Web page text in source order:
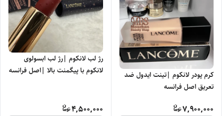
کرم پودر لانکوم |تینت ایدول ضد
تعریق اصل فرانسه
7,900,000
رژ لب لانکوم |رژ لب ابسولوی
لانکوم با پیگمنت بالا |اصل فرانسه
4,500,000